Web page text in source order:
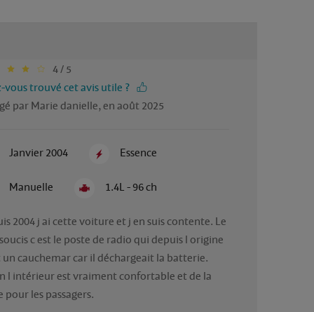
4 / 5
vous trouvé cet avis utile ?
par Marie danielle, en août 2025
Janvier 2004 Essence
Manuelle 1.4L - 96 ch
2004 j ai cette voiture et j en suis contente. Le
c est le poste de radio qui depuis l origine
cauchemar car il déchargeait la batterie.
l intérieur est vraiment confortable et de la
pour les passagers.